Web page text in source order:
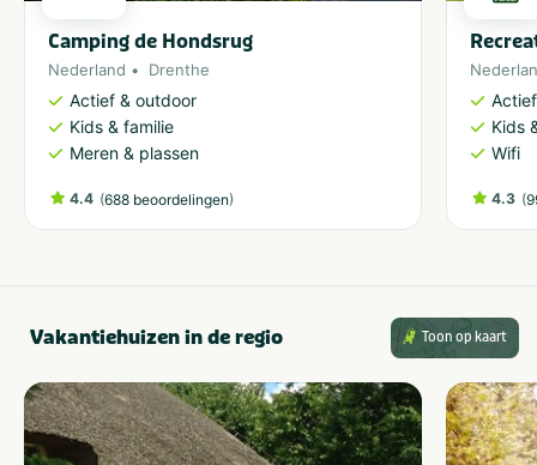
Camping de Hondsrug
Nederland Drenthe
Actief & outdoor
Kids & familie
Meren & plassen
4.4 (688 beoordelingen)
Kids
Wifi
4.3 (
Vakantiehuizen in de regio Toon op kaart